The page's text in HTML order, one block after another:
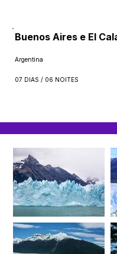
Buenos Aires e El
Argentina
07 DIAS / 06 NOITES